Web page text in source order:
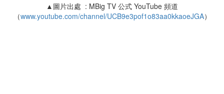
▲圖片出處 : MBig TV 公式 YouTube 頻道
（www.youtube.com/channel/UCB9e3pof1o83aa0kkaoeJGA）